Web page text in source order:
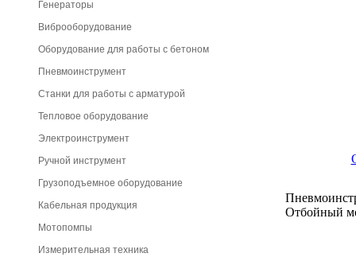
Генераторы
Виброоборудование
Оборудование для работы с бетоном
Пневмоинструмент
Станки для работы с арматурой
Тепловое оборудование
Электроинструмент
Ручной инструмент
Грузоподъемное оборудование
Кабельная продукция
Мотопомпы
Измерительная техника
Отбойный